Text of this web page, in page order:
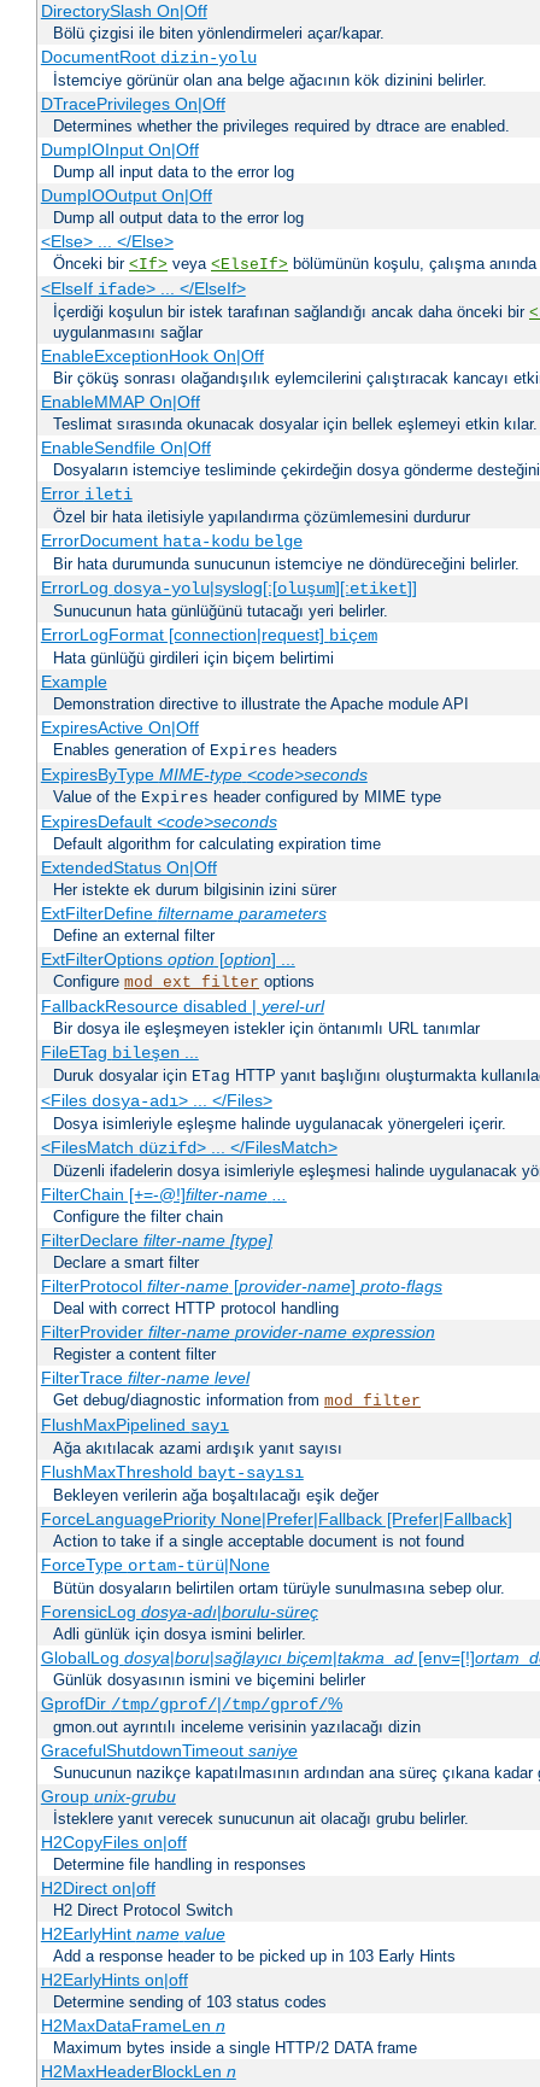
DirectorySlash On|Off
Bölü çizgisi ile biten yönlendirmeleri açar/kapar.
DocumentRoot dizin-yolu
İstemciye görünür olan ana belge ağacının kök dizinini belirler.
DTracePrivileges On|Off
Determines whether the privileges required by dtrace are enabled.
DumpIOInput On|Off
Dump all input data to the error log
DumpIOOutput On|Off
Dump all output data to the error log
<Else> ... </Else>
Önceki bir <If> veya <ElseIf> bölümünün koşulu, çalışma
<ElseIf ifade> ... </ElseIf>
İçerdiği koşulun bir istek tarafınan sağlandığı ancak daha önceki bir
uygulanmasını sağlar
EnableExceptionHook On|Off
Bir çöküş sonrası olağandışılık eylemcilerini çalıştıracak kancayı
EnableMMAP On|Off
Teslimat sırasında okunacak dosyalar için bellek eşlemeyi etkin kılar.
EnableSendfile On|Off
Dosyaların istemciye tesliminde çekirdeğin dosya gönderme
Error ileti
Özel bir hata iletisiyle yapılandırma çözümlemesini durdurur
ErrorDocument hata-kodu belge
Bir hata durumunda sunucunun istemciye ne döndüreceğini belirler.
ErrorLog dosya-yolu|syslog[:[oluşum][:etiket]]
Sunucunun hata günlüğünü tutacağı yeri belirler.
ErrorLogFormat [connection|request] biçem
Hata günlüğü girdileri için biçem belirtimi
Example
Demonstration directive to illustrate the Apache module API
ExpiresActive On|Off
Enables generation of Expires headers
ExpiresByType MIME-type <code>seconds
Value of the Expires header configured by MIME type
ExpiresDefault <code>seconds
Default algorithm for calculating expiration time
ExtendedStatus On|Off
Her istekte ek durum bilgisinin izini sürer
ExtFilterDefine filtername parameters
Define an external filter
ExtFilterOptions option[option] ...
Configure mod_ext_filter options
FallbackResource disabled | yerel-url
Bir dosya ile eşleşmeyen istekler için öntanımlı URL tanımlar
FileETag bileşen...
Duruk dosyalar için ETag HTTP yanıt başlığını oluşturmakta
<Files dosya-adı> ... </Files>
Dosya isimleriyle eşleşme halinde uygulanacak yönergeleri içerir.
<FilesMatch düzifd> ... </FilesMatch>
Düzenli ifadelerin dosya isimleriyle eşleşmesi halinde uygulanacak
FilterChain [+=-@!]filter-name ...
Configure the filter chain
FilterDeclare filter-name [type]
Declare a smart filter
FilterProtocol filter-name[provider-name] proto-flags
Deal with correct HTTP protocol handling
FilterProvider filter-name provider-name expression
Register a content filter
FilterTrace filter-name level
Get debug/diagnostic information from mod_filter
FlushMaxPipelined sayı
Ağa akıtılacak azami ardışık yanıt sayısı
FlushMaxThreshold bayt-sayısı
Bekleyen verilerin ağa boşaltılacağı eşik değer
ForceLanguagePriority None|Prefer|Fallback [Prefer|Fallback]
Action to take if a single acceptable document is not found
ForceType ortam-türü|None
Bütün dosyaların belirtilen ortam türüyle sunulmasına sebep olur.
ForensicLog dosya-adı|borulu-süreç
Adli günlük için dosya ismini belirler.
GlobalLog dosya|boru|sağlayıcı biçem|takma_ad[env=[!]
Günlük dosyasının ismini ve biçemini belirler
GprofDir /tmp/gprof/|/tmp/gprof/%
gmon.out ayrıntılı inceleme verisinin yazılacağı dizin
GracefulShutdownTimeout saniye
Sunucunun nazikçe kapatılmasının ardından ana süreç çıkana
Group unix-grubu
İsteklere yanıt verecek sunucunun ait olacağı grubu belirler.
H2CopyFiles on|off
Determine file handling in responses
H2Direct on|off
H2 Direct Protocol Switch
H2EarlyHint name value
Add a response header to be picked up in 103 Early Hints
H2EarlyHints on|off
Determine sending of 103 status codes
H2MaxDataFrameLen n
Maximum bytes inside a single HTTP/2 DATA frame
H2MaxHeaderBlockLen n